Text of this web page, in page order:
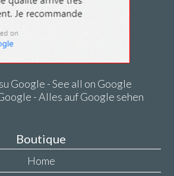
Google - See all on Google
- Alles auf Google sehen
Boutique
Home